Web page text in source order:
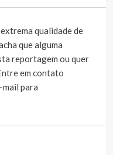
qualidade de
que alguma
reportagem ou quer
em contato
mail para